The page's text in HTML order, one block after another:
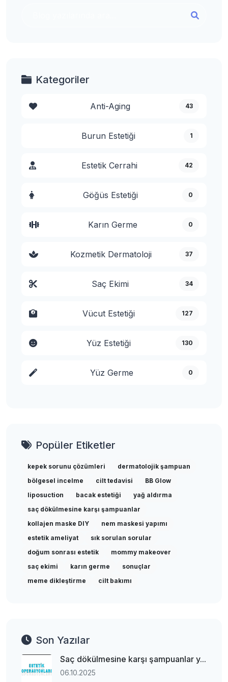
Kategoriler
Anti-Aging 43
Burun Estetiği 1
Estetik Cerrahi 42
Göğüs Estetiği 0
Karın Germe 0
Kozmetik Dermatoloji 37
Saç Ekimi 34
Vücut Estetiği 127
Yüz Estetiği 130
Yüz Germe 0
Popüler Etiketler
kepek sorunu çözümleri
dermatolojik şampuan
bölgesel incelme
cilt tedavisi
BB Glow
liposuction
bacak estetiği
yağ aldırma
saç dökülmesine karşı şampuanlar
kollajen maske DIY
nem maskesi yapımı
estetik ameliyat
sık sorulan sorular
doğum sonrası estetik
mommy makeover
saç ekimi
karın germe
sonuçlar
meme dikleştirme
cilt bakımı
Son Yazılar
Saç dökülmesine karşı şampuanlar y...
06.10.2025